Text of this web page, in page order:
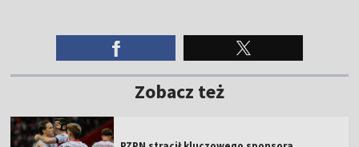
Zobacz też